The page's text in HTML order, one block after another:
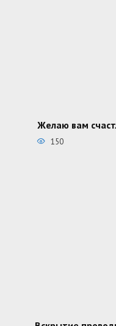
Желаю вам
150